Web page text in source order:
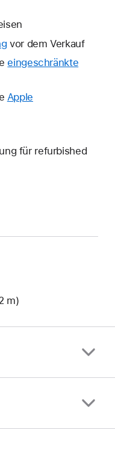
vor dem Verkauf
eingeschränkte
Apple
für refurbished
m)